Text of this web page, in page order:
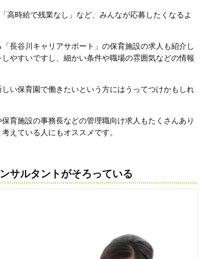
高時給で残業なし」など、みんなが応募したくなるよ
長谷川キャリアサポート」の保育施設の求人も紹介し
やすいですし、細かい条件や職場の雰囲気などの情報
い保育園で働きたいという方にはうってつけかもしれ
育施設の事務長などの管理職向け求人もたくさんあり
えている人にもオススメです。
サルタントがそろっている